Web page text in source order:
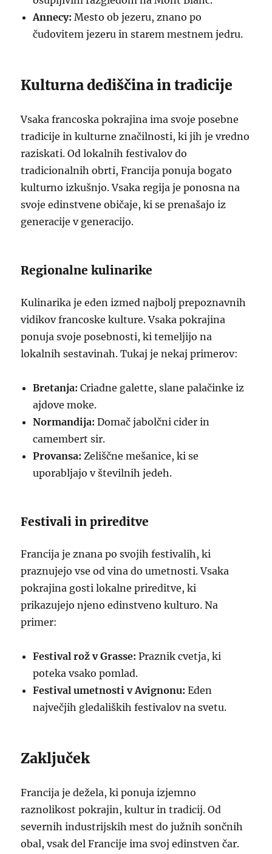
Annecy: Mesto ob jezeru, znano po
čudovitem jezeru in starem mestnem jedru.
Kulturna dediščina in tradicije
Vsaka francoska pokrajina ima svoje posebne
tradicije in kulturne značilnosti, ki jih je vredno
raziskati. Od lokalnih festivalov do
tradicionalnih obrti, Francija ponuja bogato
kulturno izkušnjo. Vsaka regija je ponosna na
svoje edinstvene običaje, ki se prenašajo iz
generacije v generacijo.
Regionalne kulinarike
Kulinarika je eden izmed najbolj prepoznavnih
vidikov francoske kulture. Vsaka pokrajina
ponuja svoje posebnosti, ki temeljijo na
lokalnih sestavinah. Tukaj je nekaj primerov:
Bretanja: Criadne galette, slane palačinke iz
ajdove moke.
Normandija: Domač jabolčni cider in
camembert sir.
Provansa: Zeliščne mešanice, ki se
uporabljajo v številnih jedeh.
Festivali in prireditve
Francija je znana po svojih festivalih, ki
praznujejo vse od vina do umetnosti. Vsaka
pokrajina gosti lokalne prireditve, ki
prikazujejo njeno edinstveno kulturo. Na
primer:
Festival rož v Grasse: Praznik cvetja, ki
poteka vsako pomlad.
Festival umetnosti v Avignonu: Eden
največjih gledaliških festivalov na svetu.
Zaključek
Francija je dežela, ki ponuja izjemno
raznolikost pokrajin, kultur in tradicij. Od
severnih industrijskih mest do južnih sončnih
obal, vsak del Francije ima svoj edinstven čar.